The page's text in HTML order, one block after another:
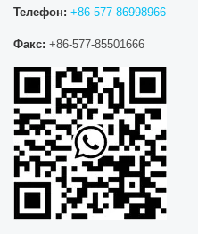
Телефон: +86-577-86998966
Факс: +86-577-85501666